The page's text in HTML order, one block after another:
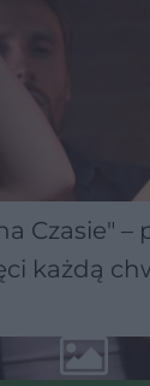
Czasie" –
każdą